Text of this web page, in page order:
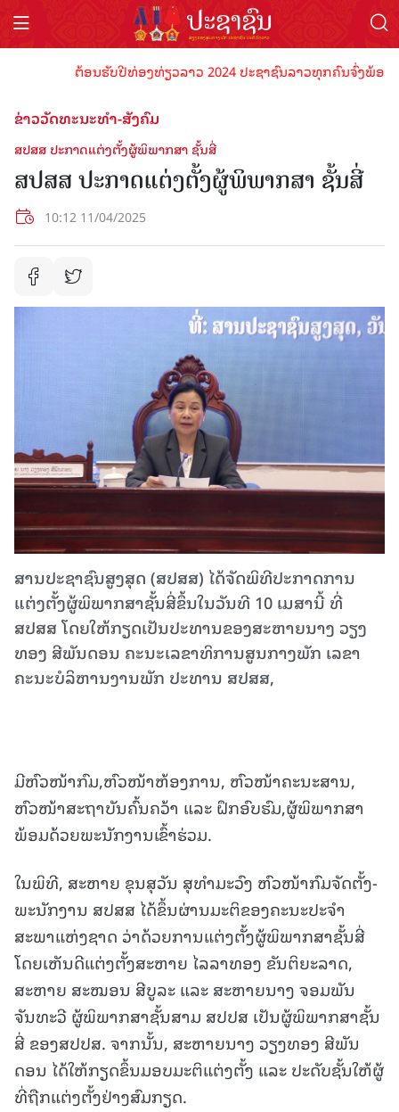
ຕ້ອນຮັບປີທ່ອງທ່ຽວລາວ 2024 ປະຊາຊົນລາວທຸກຄົນຈົ່ງພ້ອມເ
ຂ່າວວັດທະນະທຳ-ສັງຄົມ
ສປສສ ປະກາດແຕ່ງຕັ້ງຜູ້ພິພາກສາ ຊັ້ນສີ່
ສປສສ ປະກາດແຕ່ງຕັ້ງຜູ້ພິພາກສາ ຊັ້ນສີ່
10:12 11/04/2025
ສານປະຊາຊົນສູງສຸດ (ສປສສ) ໄດ້ຈັດພິທີປະກາດການ
ແຕ່ງຕັ້ງຜູ້ພິພາກສາຊັ້ນສີ່ຂຶ້ນໃນວັນທີ 10 ເມສານີ້ ທີ່
ສປສສ ໂດຍໃຫ້ກຽດເປັນປະທານຂອງສະຫາຍນາງ ວຽງ
ທອງ ສີພັນດອນ ຄະນະເລຂາທິການສູນກາງພັກ ເລຂາ
ຄະນະບໍລິຫານງານພັກ ປະທານ ສປສສ,
ມີຫົວໜ້າກົມ,ຫົວໜ້າຫ້ອງການ, ຫົວໜ້າຄະນະສານ,
ຫົວໜ້າສະຖາບັນຄົ້ນຄວ້າ ແລະ ຝຶກອົບຮົມ,ຜູ້ພິພາກສາ
ພ້ອມດ້ວຍພະນັກງານເຂົ້າຮ່ວມ.
ໃນພິທີ, ສະຫາຍ ຂຸນສຸວັນ ສຸທຳມະວົງ ຫົວໜ້າກົມຈັດຕັ້ງ-
ພະນັກງານ ສປສສ ໄດ້ຂຶ້ນຜ່ານມະຕິຂອງຄະນະປະຈຳ
ສະພາແຫ່ງຊາດ ວ່າດ້ວຍການແຕ່ງຕັ້ງຜູ້ພິພາກສາຊັ້ນສີ່
ໂດຍເຫັນດີແຕ່ງຕັ້ງສະຫາຍ ໄລລາທອງ ຂັນຕິຍະລາດ,
ສະຫາຍ ສະໝອນ ສີບູລະ ແລະ ສະຫາຍນາງ ຈອມພັນ
ຈັນທະວີ ຜູ້ພິພາກສາຊັ້ນສາມ ສປປສ ເປັນຜູ້ພິພາກສາຊັ້ນ
ສີ່ ຂອງສປປສ. ຈາກນັ້ນ, ສະຫາຍນາງ ວຽງທອງ ສີພັນ
ດອນ ໄດ້ໃຫ້ກຽດຂຶ້ນມອບມະຕິແຕ່ງຕັ້ງ ແລະ ປະດັບຊັ້ນໃຫ້ຜູ້
ທີ່ຖືກແຕ່ງຕັ້ງຢ່າງສົມກຽດ.